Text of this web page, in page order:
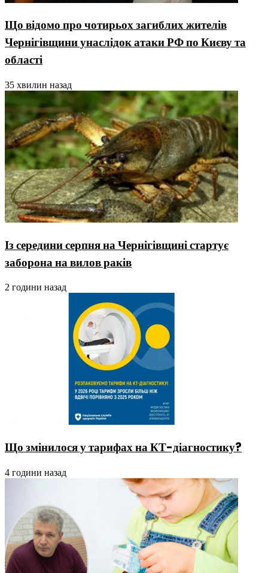
Що відомо про чотирьох загиблих жителів
Чернігівщини унаслідок атаки РФ по Києву та
області
35 хвилин назад
Із середини серпня на Чернігівщині стартує
заборона на вилов раків
2 години назад
Що змінилося у тарифах на КТ-діагностику?
4 години назад